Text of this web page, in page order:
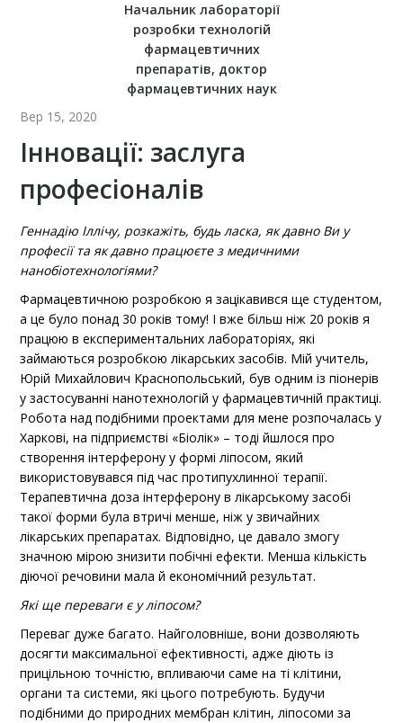
Начальник лабораторії
розробки технологій
фармацевтичних
препаратів, доктор
фармацевтичних наук
Вер 15, 2020
Інновації: заслуга
професіоналів
Геннадію Іллічу, розкажіть, будь ласка, як давно Ви у
професії та як давно працюєте з медичними
нанобіотехнологіями?
Фармацевтичною розробкою я зацікавився ще студентом,
а це було понад 30 років тому! І вже більш ніж 20 років я
працюю в експериментальних лабораторіях, які
займаються розробкою лікарських засобів. Мій учитель,
Юрій Михайлович Краснопольський, був одним із піонерів
у застосуванні нанотехнологій у фармацевтичній практиці.
Робота над подібними проектами для мене розпочалась у
Харкові, на підприємстві «Біолік» – тоді йшлося про
створення інтерферону у формі ліпосом, який
використовувався під час протипухлинної терапії.
Терапевтична доза інтерферону в лікарському засобі
такої форми була втричі менше, ніж у звичайних
лікарських препаратах. Відповідно, це давало змогу
значною мірою знизити побічні ефекти. Менша кількість
діючої речовини мала й економічний результат.
Які ще переваги є у ліпосом?
Переваг дуже багато. Найголовніше, вони дозволяють
досягти максимальної ефективності, адже діють із
прицільною точністю, впливаючи саме на ті клітини,
органи та системи, які цього потребують. Будучи
подібними до природних мембран клітин, ліпосоми за